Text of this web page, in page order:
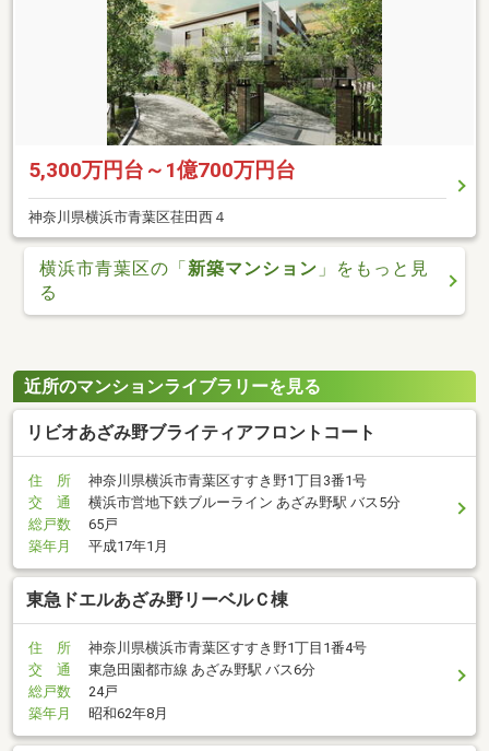
5,300万円台～1億700万円台
神奈川県横浜市青葉区荏田西４
横浜市青葉区の「新築マンション 」をもっと見
る
近所のマンションライブラリーを見る
リビオあざみ野ブライティアフロントコート
住 所
神奈川県横浜市青葉区すすき野1丁目3番1号
交 通
横浜市営地下鉄ブルーライン あざみ野駅 バス5分
総戸数
65戸
築年月
平成17年1月
東急ドエルあざみ野リーベルＣ棟
住 所
神奈川県横浜市青葉区すすき野1丁目1番4号
交 通
東急田園都市線 あざみ野駅 バス6分
総戸数
24戸
築年月
昭和62年8月